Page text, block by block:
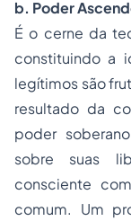
b. Poder
É o cerne da
constituindo a
legítimos são
resultado da
poder
sobre suas
consciente
comum. Um